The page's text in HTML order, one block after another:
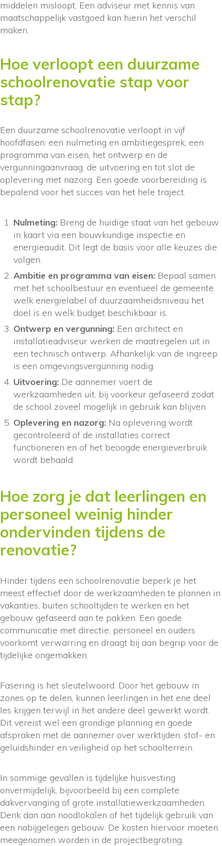
middelen misloopt. Een adviseur met kennis van
maatschappelijk vastgoed kan hierin het verschil
maken.
Hoe verloopt een duurzame
schoolrenovatie stap voor
stap?
Een duurzame schoolrenovatie verloopt in vijf
hoofdfasen: een nulmeting en ambitiegesprek, een
programma van eisen, het ontwerp en de
vergunningaanvraag, de uitvoering en tot slot de
oplevering met nazorg. Een goede voorbereiding is
bepalend voor het succes van het hele traject.
Nulmeting: Breng de huidige staat van het gebouw
in kaart via een bouwkundige inspectie en
energieaudit. Dit legt de basis voor alle keuzes die
volgen.
Ambitie en programma van eisen: Bepaal samen
met het schoolbestuur en eventueel de gemeente
welk energielabel of duurzaamheidsniveau het
doel is en welk budget beschikbaar is.
Ontwerp en vergunning: Een architect en
installatieadviseur werken de maatregelen uit in
een technisch ontwerp. Afhankelijk van de ingreep
is een omgevingsvergunning nodig.
Uitvoering: De aannemer voert de
werkzaamheden uit, bij voorkeur gefaseerd zodat
de school zoveel mogelijk in gebruik kan blijven.
Oplevering en nazorg: Na oplevering wordt
gecontroleerd of de installaties correct
functioneren en of het beoogde energieverbruik
wordt behaald.
Hoe zorg je dat leerlingen en
personeel weinig hinder
ondervinden tijdens de
renovatie?
Hinder tijdens een schoolrenovatie beperk je het
meest effectief door de werkzaamheden te plannen in
vakanties, buiten schooltijden te werken en het
gebouw gefaseerd aan te pakken. Een goede
communicatie met directie, personeel en ouders
voorkomt verwarring en draagt bij aan begrip voor de
tijdelijke ongemakken.
Fasering is het sleutelwoord. Door het gebouw in
zones op te delen, kunnen leerlingen in het ene deel
les krijgen terwijl in het andere deel gewerkt wordt.
Dit vereist wel een grondige planning en goede
afspraken met de aannemer over werktijden, stof- en
geluidshinder en veiligheid op het schoolterrein.
In sommige gevallen is tijdelijke huisvesting
onvermijdelijk, bijvoorbeeld bij een complete
dakvervanging of grote installatiewerkzaamheden.
Denk dan aan noodlokalen of het tijdelijk gebruik van
een nabijgelegen gebouw. De kosten hiervoor moeten
meegenomen worden in de projectbegroting.